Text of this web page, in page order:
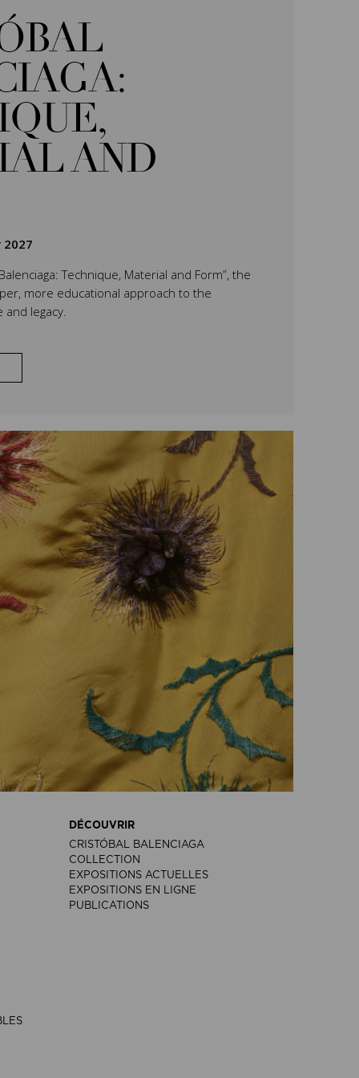
AND
2027
Technique, Material and Form”, the
more educational approach to the
legacy.
DÉCOUVRIR
CRISTÓBAL BALENCIAGA
COLLECTION
EXPOSITIONS ACTUELLES
EXPOSITIONS EN LIGNE
PUBLICATIONS